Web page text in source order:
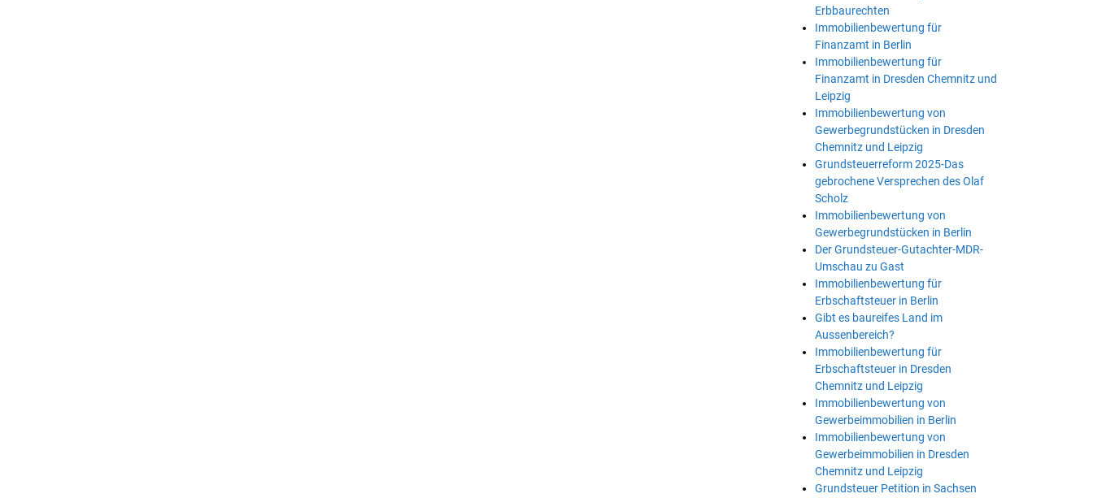
Erbbaurechten
Immobilienbewertung für
Finanzamt in Berlin
Immobilienbewertung für
Finanzamt in Dresden Chemnitz und
Leipzig
Immobilienbewertung von
Gewerbegrundstücken in Dresden
Chemnitz und Leipzig
Grundsteuerreform 2025-Das
gebrochene Versprechen des Olaf
Scholz
Immobilienbewertung von
Gewerbegrundstücken in Berlin
Der Grundsteuer-Gutachter-MDR-
Umschau zu Gast
Immobilienbewertung für
Erbschaftsteuer in Berlin
Gibt es baureifes Land im
Aussenbereich?
Immobilienbewertung für
Erbschaftsteuer in Dresden
Chemnitz und Leipzig
Immobilienbewertung von
Gewerbeimmobilien in Berlin
Immobilienbewertung von
Gewerbeimmobilien in Dresden
Chemnitz und Leipzig
Grundsteuer Petition in Sachsen